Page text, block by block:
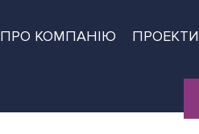
ПРО КОМПАНІЮ ПРОЕКТИ